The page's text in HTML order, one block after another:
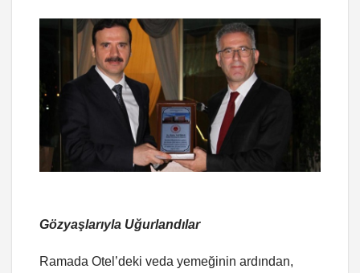
Gözyaşlarıyla Uğurlandılar
Ramada Otel’deki veda yemeğinin ardından,